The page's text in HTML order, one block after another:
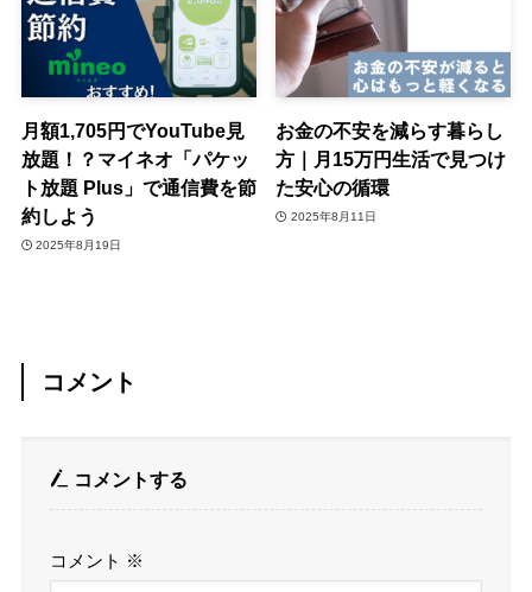
月額1,705円でYouTube見
放題！？マイネオ「パケッ
ト放題 Plus」で通信費を節
約しよう
2025年8月19日
お金の不安を減らす暮らし
方｜月15万円生活で見つけ
た安心の循環
2025年8月11日
コメント
コメントする
コメント ※